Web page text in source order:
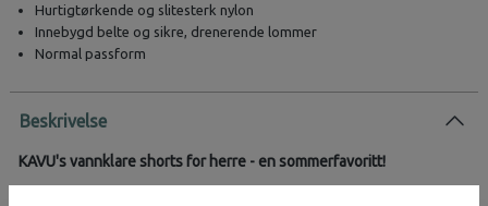
Hurtigtørkende og slitesterk nylon
Innebygd belte og sikre, drenerende lommer
Normal passform
Beskrivelse
KAVU's vannklare shorts for herre - en sommerfavoritt!